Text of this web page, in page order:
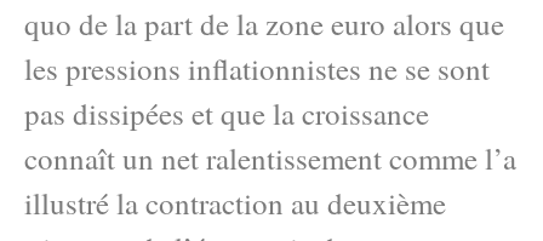
quo de la part de la zone euro alors que
les pressions inflationnistes ne se sont
pas dissipées et que la croissance
connaît un net ralentissement comme l’a
illustré la contraction au deuxième